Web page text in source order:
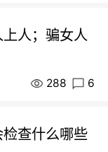
人；骗女人
288 6
查什么哪些